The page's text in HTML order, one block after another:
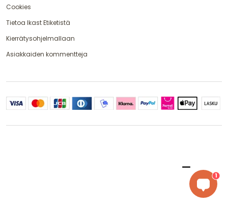
Cookies
Tietoa Ikast Etiketistä
Kierrätysohjelmallaan
Asiakkaiden kommentteja
1